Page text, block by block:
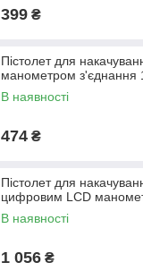
399 ₴
Пістолет для
манометром з'єднання
В наявності
474 ₴
Пістолет для
цифровим LCD
В наявності
1 056 ₴